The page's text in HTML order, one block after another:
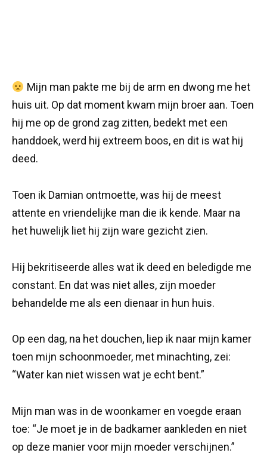
Mijn man pakte me bij de arm en dwong me het
huis uit. Op dat moment kwam mijn broer aan. Toen
hij me op de grond zag zitten, bedekt met een
handdoek, werd hij extreem boos, en dit is wat hij
deed.
Toen ik Damian ontmoette, was hij de meest
attente en vriendelijke man die ik kende. Maar na
het huwelijk liet hij zijn ware gezicht zien.
Hij bekritiseerde alles wat ik deed en beledigde me
constant. En dat was niet alles, zijn moeder
behandelde me als een dienaar in hun huis.
Op een dag, na het douchen, liep ik naar mijn kamer
toen mijn schoonmoeder, met minachting, zei:
“Water kan niet wissen wat je echt bent.”
Mijn man was in de woonkamer en voegde eraan
toe: “Je moet je in de badkamer aankleden en niet
op deze manier voor mijn moeder verschijnen.”